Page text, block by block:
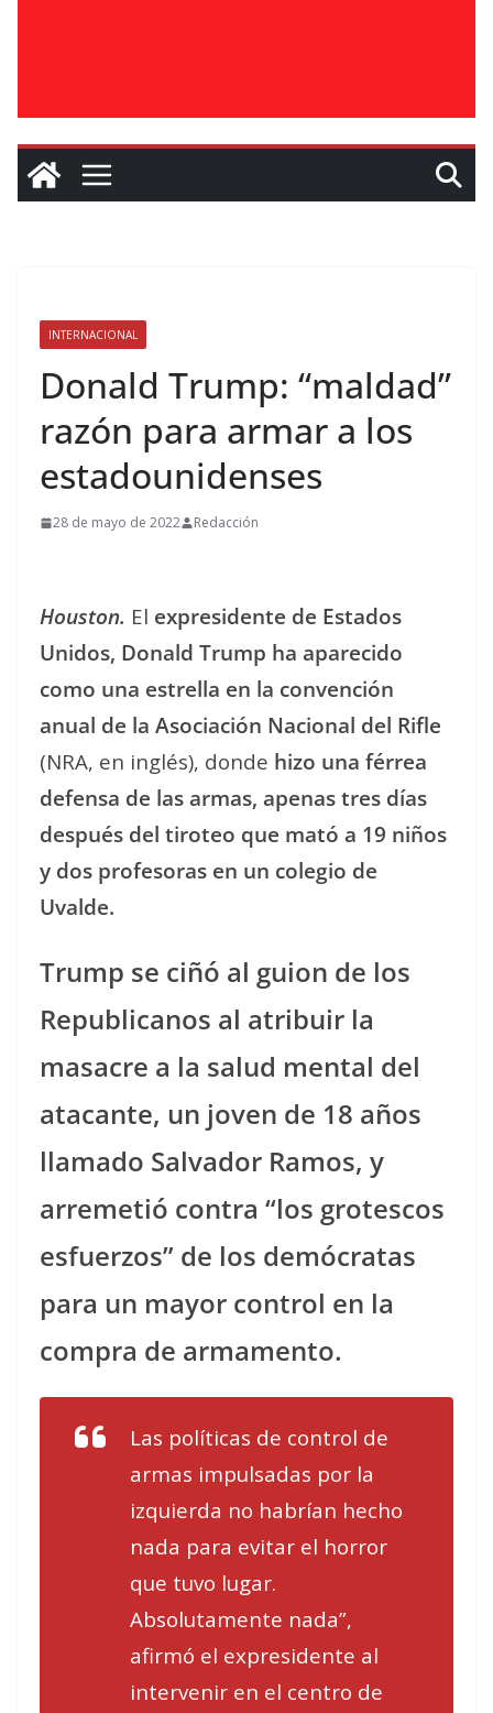
INTERNACIONAL
Donald Trump: “maldad”
razón para armar a los
estadounidenses
28 de mayo de 2022 Redacción
Houston. El expresidente de Estados
Unidos, Donald Trump ha aparecido
como una estrella en la convención
anual de la Asociación Nacional del Rifle
(NRA, en inglés), donde hizo una férrea
defensa de las armas, apenas tres días
después del tiroteo que mató a 19 niños
y dos profesoras en un colegio de
Uvalde.
Trump se ciñó al guion de los
Republicanos al atribuir la
masacre a la salud mental del
atacante, un joven de 18 años
llamado Salvador Ramos, y
arremetió contra “los grotescos
esfuerzos” de los demócratas
para un mayor control en la
compra de armamento.
Las políticas de control de
armas impulsadas por la
izquierda no habrían hecho
nada para evitar el horror
que tuvo lugar.
Absolutamente nada”,
afirmó el expresidente al
intervenir en el centro de